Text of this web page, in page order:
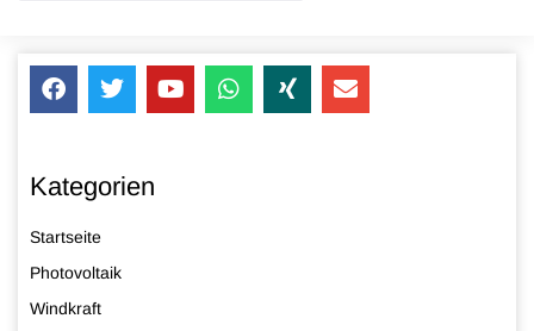
Kategorien
Startseite
Photovoltaik
Windkraft